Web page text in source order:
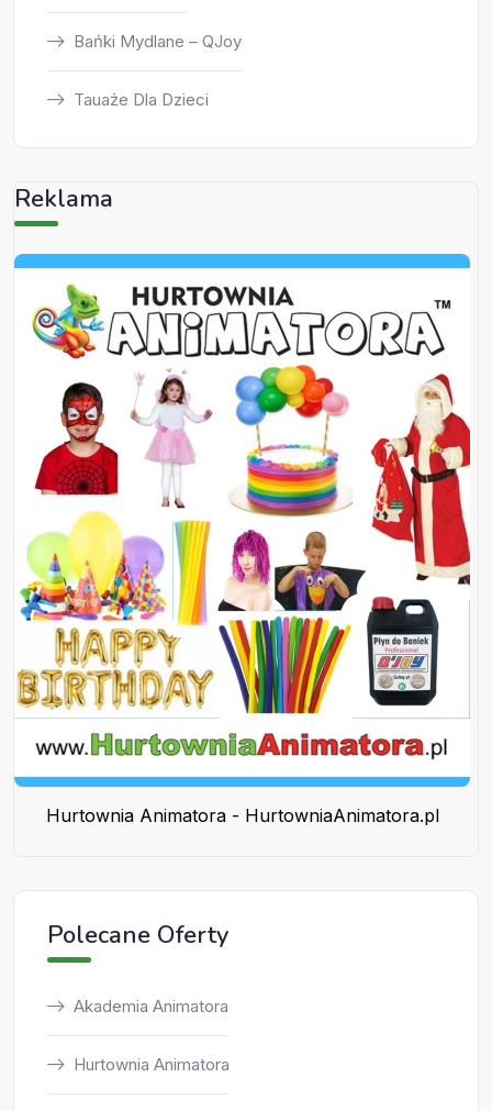
Bańki Mydlane – QJoy
Tauaże Dla Dzieci
Reklama
Hurtownia Animatora - HurtowniaAnimatora.pl
Polecane Oferty
Akademia Animatora
Hurtownia Animatora